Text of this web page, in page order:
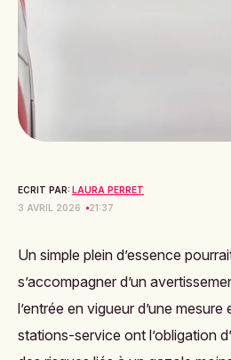
ECRIT PAR: LAURA PERRET
3 AVRIL 2026
21:37
Un simple plein d’essence
s’accompagner d’un
l’entrée en vigueur d’une
stations-service ont l’obligation